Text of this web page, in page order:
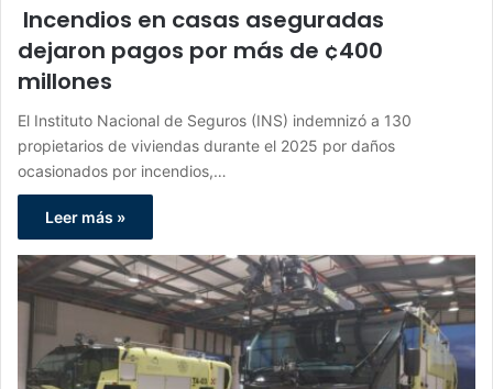
Incendios en casas aseguradas
dejaron pagos por más de ¢400
millones
El Instituto Nacional de Seguros (INS) indemnizó a 130
propietarios de viviendas durante el 2025 por daños
ocasionados por incendios,…
Leer más »